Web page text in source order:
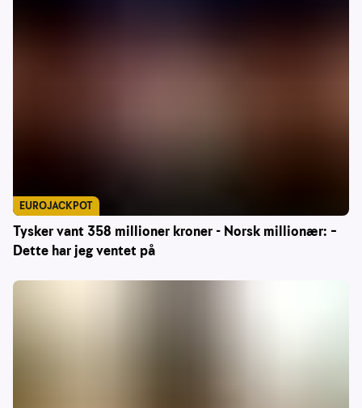
Tysker vant 358 millioner kroner - Norsk millionær: –
Dette har jeg ventet på
EUROJACKPOT